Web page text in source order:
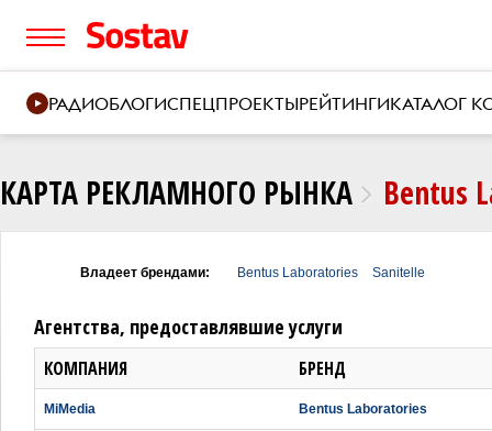
РАДИОБЛОГИСПЕЦПРОЕКТЫРЕЙТИНГИКАТАЛОГ
КАРТА РЕКЛАМНОГО РЫНКА Bentus
Владеет брендами: Bentus Laboratories Sanitelle
Агентства, предоставлявшие услуги
КОМПАНИЯ БРЕНД
MiMedia Bentus Laboratories